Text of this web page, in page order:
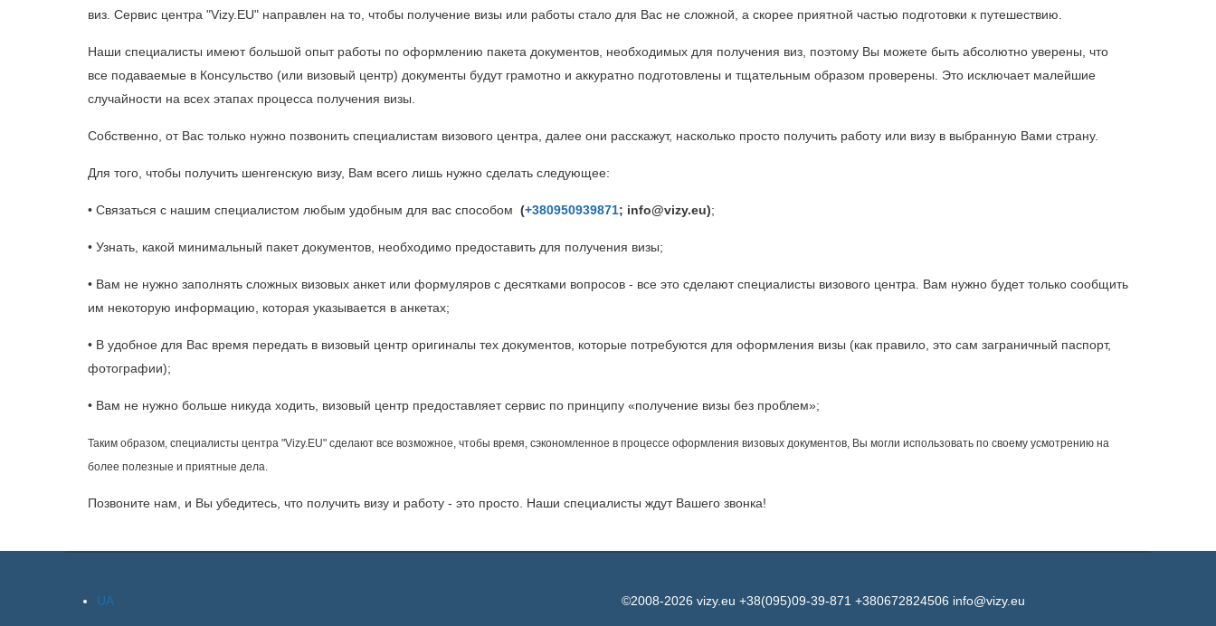
виз. Сервис центра "Vizy.EU" направлен на то, чтобы получение визы или работы стало для Вас не сложной, а скорее приятной частью подготовки к путешествию.
Наши специалисты имеют большой опыт работы по оформлению пакета документов, необходимых для получения виз, поэтому Вы можете быть абсолютно уверены, что
все подаваемые в Консульство (или визовый центр) документы будут грамотно и аккуратно подготовлены и тщательным образом проверены. Это исключает малейшие
случайности на всех этапах процесса получения визы.
Собственно, от Вас только нужно позвонить специалистам визового центра, далее они расскажут, насколько просто получить работу или визу в выбранную Вами страну.
Для того, чтобы получить шенгенскую визу, Вам всего лишь нужно сделать следующее:
• Связаться с нашим специалистом любым удобным для вас способом (+380950939871; info@vizy.eu);
• Узнать, какой минимальный пакет документов, необходимо предоставить для получения визы;
• Вам не нужно заполнять сложных визовых анкет или формуляров с десятками вопросов - все это сделают специалисты визового центра. Вам нужно будет только сообщить
им некоторую информацию, которая указывается в анкетах;
• В удобное для Вас время передать в визовый центр оригиналы тех документов, которые потребуются для оформления визы (как правило, это сам заграничный паспорт,
фотографии);
• Вам не нужно больше никуда ходить, визовый центр предоставляет сервис по принципу «получение визы без проблем»;
Таким образом, специалисты центра "Vizy.EU" сделают все возможное, чтобы время, сэкономленное в процессе оформления визовых документов, Вы могли использовать по своему усмотрению на
более полезные и приятные дела.
Позвоните нам, и Вы убедитесь, что получить визу и работу - это просто. Наши специалисты ждут Вашего звонка!
UA ©2008-2026 vizy.eu +38(095)09-39-871 +380672824506 info@vizy.eu